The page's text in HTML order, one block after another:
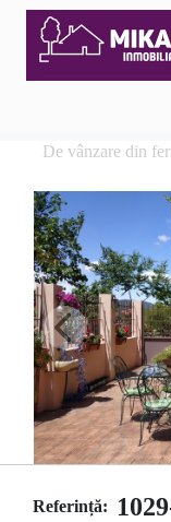
De vânzare din
Referință: